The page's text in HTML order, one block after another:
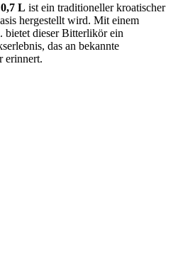
L ist ein traditioneller kroatischer
hergestellt wird. Mit einem
dieser Bitterlikör ein
das an bekannte
erinnert.